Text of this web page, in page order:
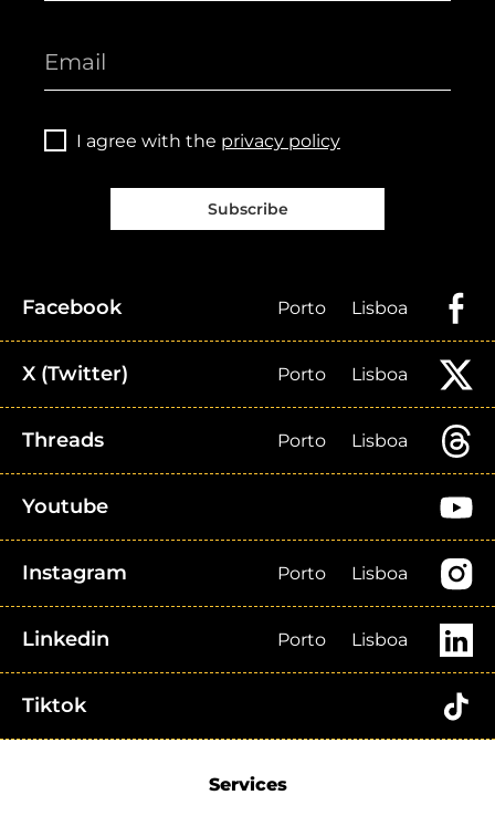
I agree with the privacy policy
Subscribe
Facebook Porto Lisboa
X (Twitter) Porto Lisboa
Threads Porto Lisboa
Youtube
Instagram Porto Lisboa
Linkedin Porto Lisboa
Tiktok
Services